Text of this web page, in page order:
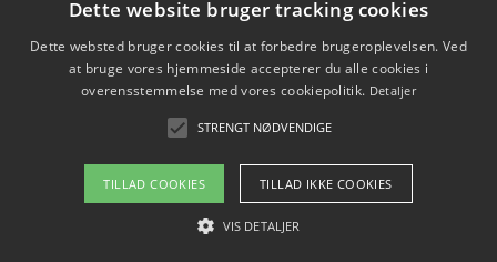
Bæredygtige gadgets til en grønnere hverdag
Om / kontakt
Blog Betingelser
Dette website bruger tracking cookies
Dette websted bruger cookies til at forbedre brugeroplevelsen. Ved
at bruge vores hjemmeside accepterer du alle cookies i
overensstemmelse med vores cookiepolitik. Detaljer
STRENGT NØDVENDIGE
TILLAD COOKIES TILLAD IKKE COOKIES
VIS DETALJER